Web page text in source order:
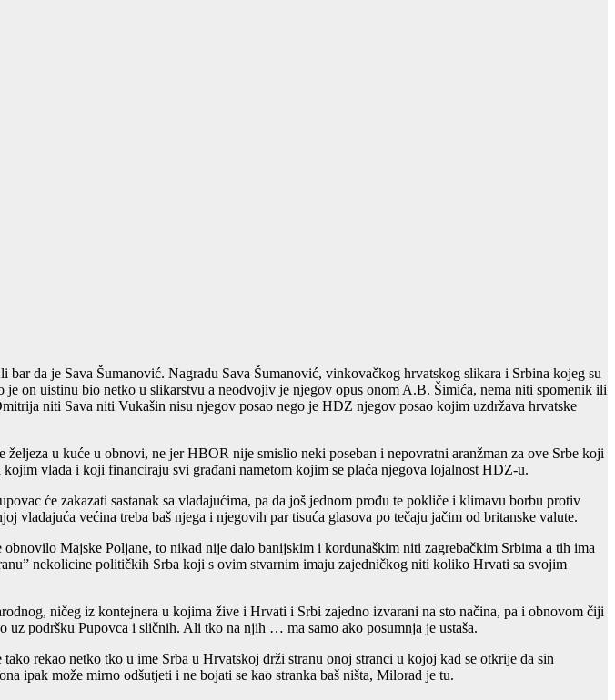
da je Sava Šumanović. Nagradu Sava Šumanović, vinkovačkog hrvatskog slikara i Srbina kojeg su
on uistinu bio netko u slikarstvu a neodvojiv je njegov opus onom A.B. Šimića, nema niti spomenik ili
niti Sava niti Vukašin nisu njegov posao nego je HDZ njegov posao kojim uzdržava hrvatske
u kuće u obnovi, ne jer HBOR nije smislio neki poseban i nepovratni aranžman za ove Srbe koji
vlada i koji financiraju svi građani nametom kojim se plaća njegova lojalnost HDZ-u.
će zakazati sastanak sa vladajućima, pa da još jednom prođu te pokliče i klimavu borbu protiv
većina treba baš njega i njegovih par tisuća glasova po tečaju jačim od britanske valute.
Majske Poljane, to nikad nije dalo banijskim i kordunaškim niti zagrebačkim Srbima a tih ima
nekolicine političkih Srba koji s ovim stvarnim imaju zajedničkog niti koliko Hrvati sa svojim
ničeg iz kontejnera u kojima žive i Hrvati i Srbi zajedno izvarani na sto načina, pa i obnovom čiji
podršku Pupovca i sličnih. Ali tko na njih … ma samo ako posumnja je ustaša.
rekao netko tko u ime Srba u Hrvatskoj drži stranu onoj stranci u kojoj kad se otkrije da sin
ipak može mirno odšutjeti i ne bojati se kao stranka baš ništa, Milorad je tu.